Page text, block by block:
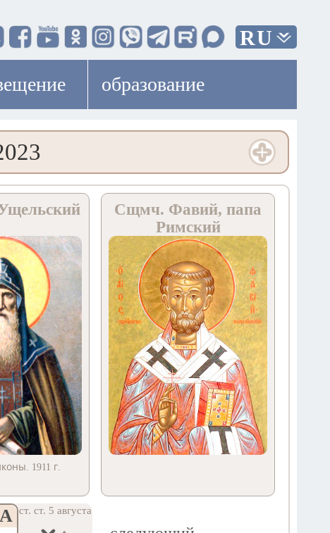
RU
образование
1911 г.
Сщмч. Фавий, папа
Римский
ст. ст. 5 августа